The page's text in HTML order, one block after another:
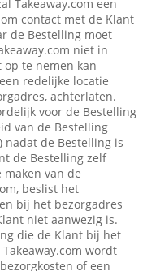
Takeaway.com een
contact met de Klant
de Bestelling moet
niet in
te nemen kan
redelijke locatie
achterlaten.
voor de Bestelling
van de Bestelling
nadat de Bestelling is
de Bestelling zelf
van de
beslist het
bij het bezorgadres
niet aanwezig is.
die de Klant bij het
wordt
of een